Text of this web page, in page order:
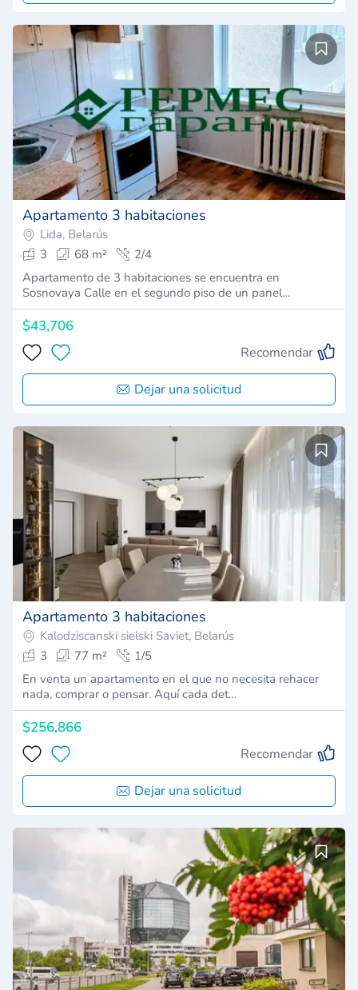
Apartamento 3 habitaciones
Lida, Belarús
3
68 m²
2/4
Apartamento de 3 habitaciones se encuentra en
Sosnovaya Calle en el segundo piso de un panel…
$43,706
Recomendar
Dejar una solicitud
Apartamento 3 habitaciones
Kalodziscanski sielski Saviet, Belarús
3
77 m²
1/5
En venta un apartamento en el que no necesita rehacer
nada, comprar o pensar. Aquí cada det…
$256,866
Recomendar
Dejar una solicitud